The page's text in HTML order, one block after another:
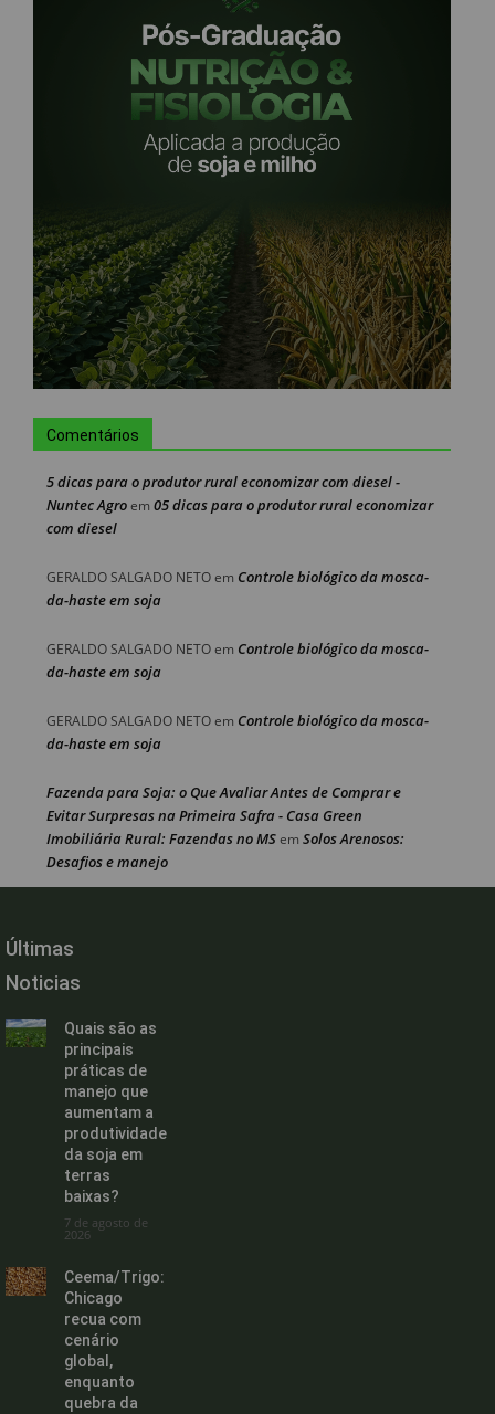
Comentários
5 dicas para o produtor rural economizar com diesel -
Nuntec Agroem 05 dicas para o produtor rural economizar
com diesel
GERALDO SALGADO NETOem Controle biológico da mosca-
da-haste em soja
GERALDO SALGADO NETOem Controle biológico da mosca-
da-haste em soja
GERALDO SALGADO NETOem Controle biológico da mosca-
da-haste em soja
Fazenda para Soja: o Que Avaliar Antes de Comprar e
Evitar Surpresas na Primeira Safra - Casa Green
Imobiliária Rural: Fazendas no MSem Solos Arenosos:
Desafios e manejo
Últimas
Noticias
Quais são as
principais
práticas de
manejo que
aumentam a
produtividade
da soja em
terras
baixas?
7 de agosto de
2026
Ceema/Trigo:
Chicago
recua com
cenário
global,
enquanto
quebra da